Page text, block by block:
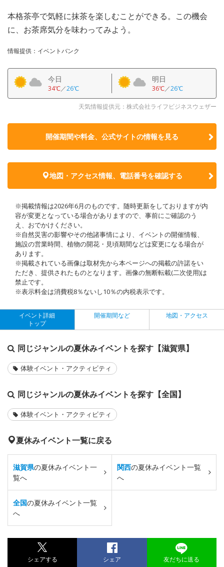
本格茶亭で気軽に抹茶を楽しむことができる。この機会
に、お茶席気分を味わってみよう。
情報提供：イベントバンク
今日
34℃／26℃
明日
36℃／26℃
天気情報提供元：株式会社ライフビジネスウェザー
開催期間や料金、公式サイトの情報を見る
地図・アクセス情報、電話番号を確認する
※掲載情報は2026年6月のものです。随時更新をしておりますが内
容が変更となっている場合がありますので、事前にご確認のう
え、おでかけください。
※自然災害の影響やその他諸事情により、イベントの開催情報、
施設の営業時間、植物の開花・見頃期間などは変更になる場合が
あります。
※掲載されている画像は取材先から本ページへの掲載の許諾をい
ただき、提供されたものとなります。画像の無断転載(二次使用)は
禁止です。
※表示料金は消費税8％ないし10％の内税表示です。
イベント詳細
トップ
開催期間など 地図・アクセス
同じジャンルの夏休みイベントを探す【滋賀県】
体験イベント・アクティビティ
同じジャンルの夏休みイベントを探す【全国】
体験イベント・アクティビティ
夏休みイベント一覧に戻る
滋賀県の夏休みイベント一
覧へ
関西の夏休みイベント一覧
へ
全国の夏休みイベント一覧
へ
シェアする シェア 友だちに送る